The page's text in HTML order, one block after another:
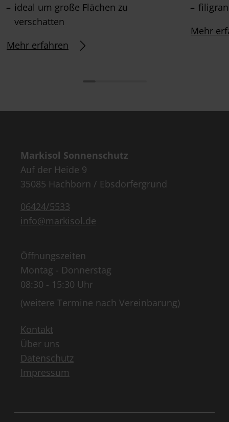
ideal um große Flächen zu
verschatten
Mehr erfahren
Mehr
Markisol Sonnenschutz
Auf der Heide 9
35085 Hachborn / Ebsdorfergrund
06424/5533
info@markisol.de
Öffnungszeiten
Montag - Donnerstag
08:30 - 15:30 Uhr
(weitere Termine nach Vereinbarung)
Kontakt
Über uns
Datenschutz
Impressum